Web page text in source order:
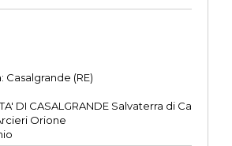
Casalgrande (RE)
DI CASALGRANDE Salvaterra di Ca
Orione